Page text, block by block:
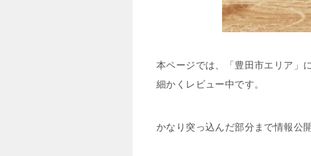
本ページでは、「豊田市エリア」
細かくレビュー中です。
かなり突っ込んだ部分まで情報公